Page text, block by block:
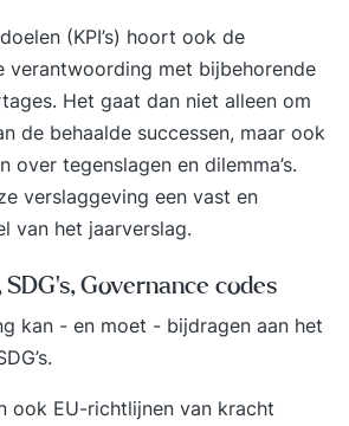
(KPI’s) hoort ook de
verantwoording met bijbehorende
Het gaat dan niet alleen om
de behaalde successen, maar ook
over tegenslagen en dilemma’s.
verslaggeving een vast en
van het jaarverslag.
Governance codes
kan - en moet - bijdragen aan het
ook EU-richtlijnen van kracht